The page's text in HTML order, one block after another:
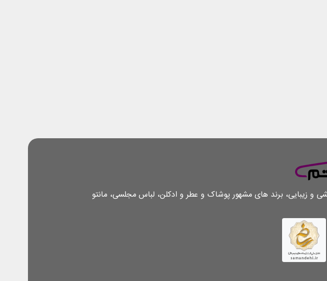
زیبایی، برند های مشهور پوشاک و عطر و ادکلن، لباس مجلسی، مانتو